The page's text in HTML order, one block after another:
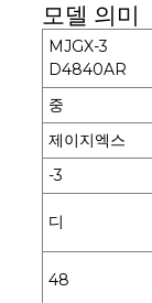
모델 의미
MJGX-3
D4840AR
중
제이지엑스
-3
디
48